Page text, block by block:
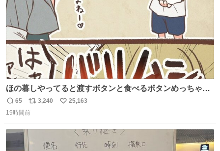
ほの暮しやってると渡すボタンと食べるボタンめっちゃ間
違えるんやけど
返
信
65
リ
ポ
ト
数
3,240
い
25,163
19時間前